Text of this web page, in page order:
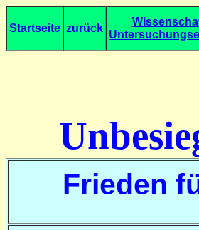
Startseite zurück
Frieden